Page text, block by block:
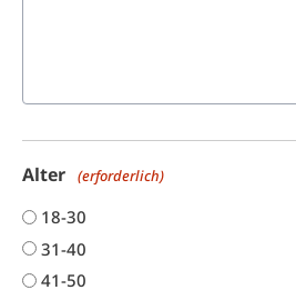
Alter (erforderlich)
18-30
31-40
41-50